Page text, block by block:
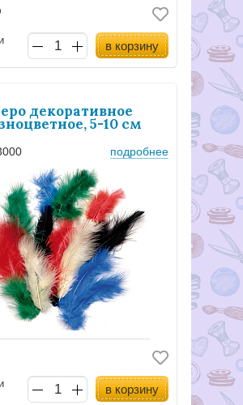
в корзину
декоративное
5-10 см
подробнее
в корзину